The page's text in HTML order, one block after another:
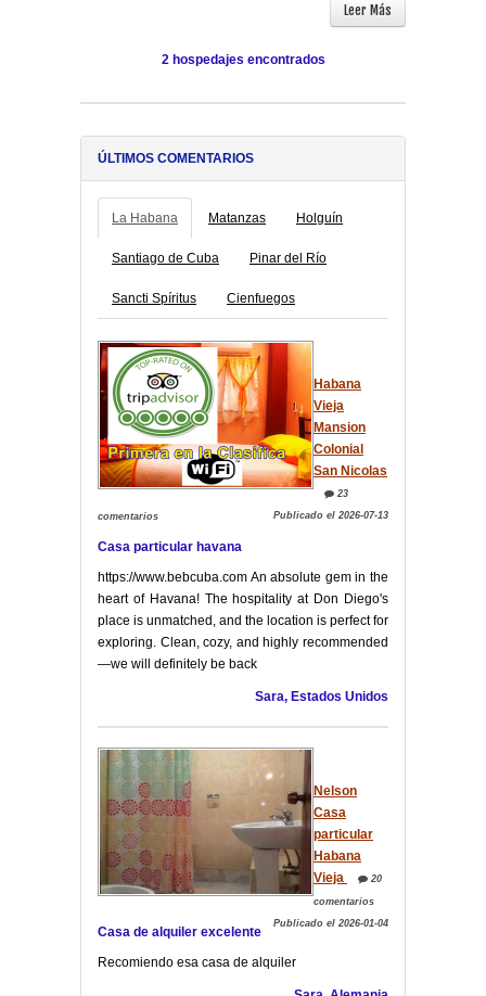
Leer Más
2 hospedajes encontrados
ÚLTIMOS COMENTARIOS
La Habana Matanzas Holguín
Santiago de Cuba Pinar del Río
Sancti Spíritus Cienfuegos
Habana
Vieja
Mansion
Colonial
San Nicolas
23
comentarios Publicado el 2026-07-13
Casa particular havana
https://www.bebcuba.com An absolute gem in the
heart of Havana! The hospitality at Don Diego's
place is unmatched, and the location is perfect for
exploring. Clean, cozy, and highly recommended
—we will definitely be back
Sara, Estados Unidos
Nelson
Casa
particular
Habana
Vieja
20
comentarios
Publicado el 2026-01-04
Casa de alquiler excelente
Recomiendo esa casa de alquiler